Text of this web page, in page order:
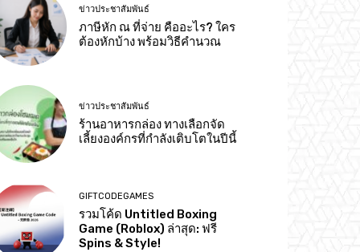
ข่าวประชาสัมพันธ์
ภาษีหัก ณ ที่จ่าย คืออะไร? ใคร
ต้องหักบ้าง พร้อมวิธีคำนวณ
ข่าวประชาสัมพันธ์
ร้านอาหารกล่อง ทางเลือกจัด
เลี้ยงองค์กรที่กำลังเติบโตในปีนี้
GIFTCODEGAMES
รวมโค้ด Untitled Boxing
Game (Roblox) ล่าสุด: ฟรี
Spins & Style!